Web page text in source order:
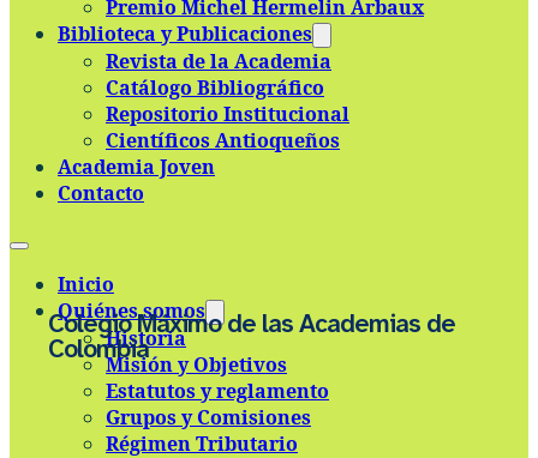
Skip to main contentSkip to footer
Premio Michel Hermelin Arbaux
Biblioteca y Publicaciones
Revista de la Academia
Catálogo Bibliográfico
Repositorio Institucional
Científicos Antioqueños
Academia Joven
Contacto
Inicio
Quiénes somos
Historia
Misión y Objetivos
Estatutos y reglamento
Grupos y Comisiones
Régimen Tributario
Colegio Máximo de las Academias de
Colombia